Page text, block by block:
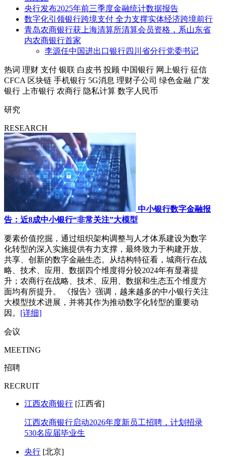
央行发布2025年前三季度金融统计数据报告
数字化引领银行跨境支付 全力支撑实体经济跨境前行
青岛农商银行获上海清算所清算会员资格，系山东省
内农商银行首家
李源任中国进出口银行四川省分行党委书记
热词 理财 支付 银联 白皮书 投顾 中国银行 网上银行 征信
CFCA 区块链 手机银行 5G消息 理财子公司 绿色金融 广发
银行
上市银行 农商行 隐私计算 数字人民币
研究
RESEARCH
中小银行数字金融报
告：近8成中小银行“非常关注”大模型
要素价值挖掘，通过组织架构调整与人才体系建设为数字
化转型的深入实施提供有力支撑，最终致力于构建开放、
共享、创新的数字金融生态。从结构特征看，城商行在战
略、技术、应用、数据四个维度得分较2024年有显著提
升；农商行在战略、技术、应用、数据和生态五个维度方
面均有所提升。 《报告》强调，越来越多的中小银行关注
大模型技术进展，并将其作为推动数字化转型的重要动
因。 [详细]
会议
MEETING
招聘
RECRUIT
江西农商银行 [江西省]
江西农商银行启动2026年度新员工招聘，计划招录
530名应届毕业生
央行 [北京]